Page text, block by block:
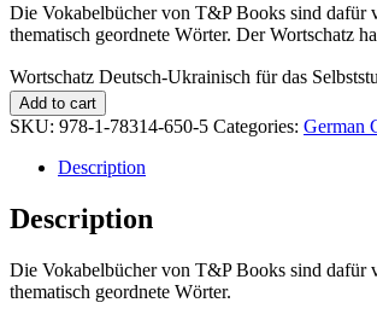
Die Vokabelbücher von T&P Books sind dafür
thematisch geordnete Wörter. Der Wortschatz
Wortschatz Deutsch-Ukrainisch für das
Add to cart
SKU: 978-1-78314-650-5 Categories: German
Description
Description
Die Vokabelbücher von T&P Books sind dafür
thematisch geordnete Wörter.